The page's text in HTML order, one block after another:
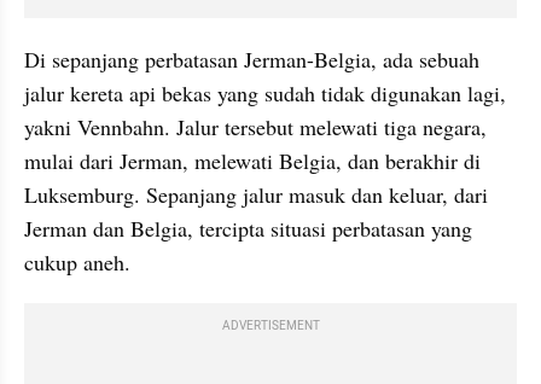
Di sepanjang perbatasan Jerman-Belgia, ada sebuah
jalur kereta api bekas yang sudah tidak digunakan lagi,
yakni Vennbahn. Jalur tersebut melewati tiga negara,
mulai dari Jerman, melewati Belgia, dan berakhir di
Luksemburg. Sepanjang jalur masuk dan keluar, dari
Jerman dan Belgia, tercipta situasi perbatasan yang
cukup aneh.
ADVERTISEMENT